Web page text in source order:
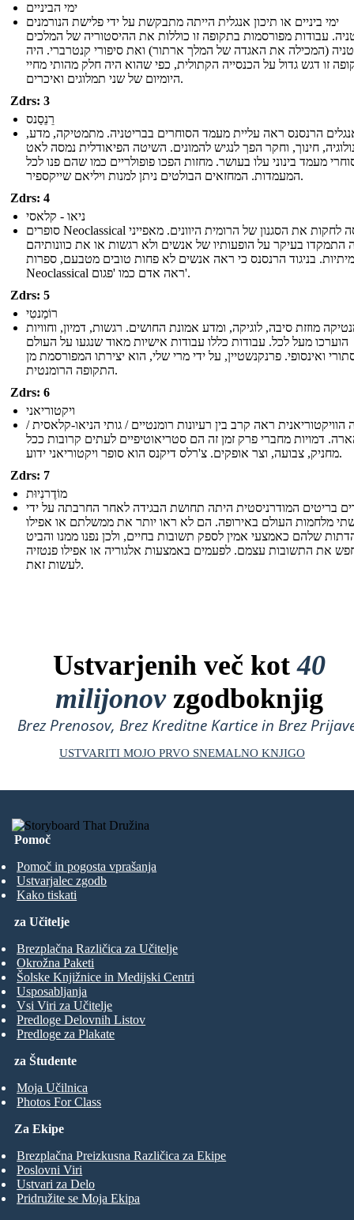
ימי הביניים
ימי ביניים או תיכון אנגלית הייתה מתבקשת על ידי פלישת הנורמנים
עבודות מפורסמות בתקופה זו כוללות את ההיסטוריה של המלכים
(המכילה את האגדה של המלך ארתור) ואת סיפורי קנטרברי. היה
זו דגש גדול על הכנסייה הקתולית, כפי שהוא היה חלק מהותי מחיי
היומיום של שני תמלוגים ואיכרים.
Zdrs: 3
רֵנֵסַנס
הרנסנס ראה עליית מעמד הסוחרים בבריטניה. מתמטיקה, מדע,
חינוך, וחקר הפך לנגיש להמונים. השיטה הפיאודלית נמסה לאט
מעמד בינוני עלו בעושר. מחזות הפכו פופולריים כמו שהם פנו לכל
המעמדות. המחזאים הבולטים ניתן למנות ויליאם שייקספיר.
Zdrs: 4
ניאו - קלאסי
סופרים Neoclassical ניסה לחקות את הסגנון של הרומית היוונים. מאפייני
התמקדו בעיקר על הופעותיו של אנשים ולא רגשות או את כוונותיהם
בניגוד הרנסנס כי ראה אנשים לא פחות טובים מטבעם, ספרות
Neoclassical ראה אדם כמו 'פגום'.
Zdrs: 5
רוֹמַנטִי
מוזזת סיבה, לוגיקה, ומדע אמונת החושים. רגשות, דמיון, וחוויות
הוערכו מעל לכל. עבודות כללו עבודות אישיות מאוד שנגעו על העולם
ואינסופי. פרנקנשטיין, על ידי מרי שלי, הוא יצירתו המפורסמת מן
התקופה הרומנטית.
Zdrs: 6
ויקטוריאני
הוויקטוריאנית ראה קרב בין רעיונות רומנטיים / גותי הניאו-קלאסית /
דמויות מחברי פרק זמן זה הם סטריאוטיפיים לעתים קרובות ככל
מחניק, צבועה, וצר אופקים. צ'רלס דיקנס הוא סופר ויקטוריאני ידוע.
Zdrs: 7
מוֹדֶרנִיוּת
בריטים המודרניסטית היתה תחושת הבגידה לאחר החרבתה על ידי
מלחמות העולם באירופה. הם לא ראו יותר את ממשלתם או אפילו
שלהם כאמצעי אמין לספק תשובות בחיים, ולכן נפנו ממנו והביט
את התשובות עצמם. לפעמים באמצעות אלגוריה או אפילו פנטזיה
לעשות זאת.
Ustvarjenih več kot40
milijonovzgodboknjig
Brez Prenosov, Brez Kreditne Kartice in Brez
USTVARITI MOJO PRVO SNEMALNO KNJIGO
Pomoč
Pomoč in pogosta vprašanja
Ustvarjalec zgodb
Kako tiskati
za Študente
Moja Učilnica
Photos For Class
za Učitelje
Brezplačna Različica za Učitelje
Okrožna Paketi
Šolske Knjižnice in Medijski Centri
Usposabljanja
Vsi Viri za Učitelje
Predloge Delovnih Listov
Predloge za Plakate
Za Ekipe
Brezplačna Preizkusna Različica za Ekipe
Poslovni Viri
Ustvari za Delo
Pridružite se Moja Ekipa